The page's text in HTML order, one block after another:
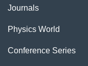
Journals
Physics World
Conference Series